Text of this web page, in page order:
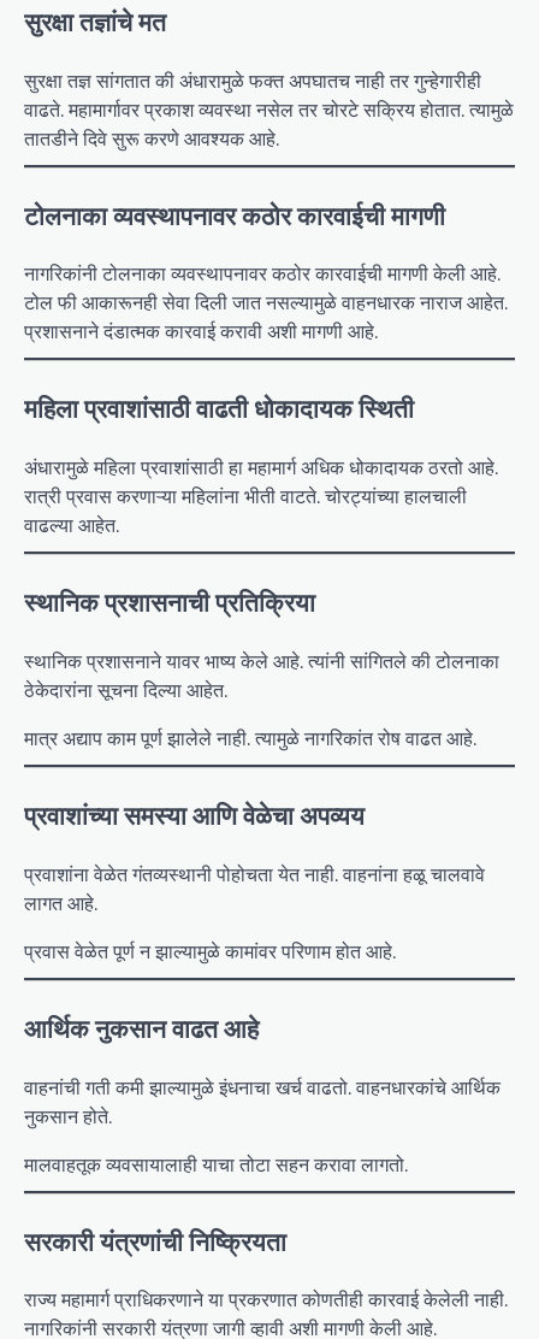
सुरक्षा तज्ञांचे मत
सुरक्षा तज्ञ सांगतात की अंधारामुळे फक्त अपघातच नाही तर गुन्हेगारीही
वाढते. महामार्गावर प्रकाश व्यवस्था नसेल तर चोरटे सक्रिय होतात. त्यामुळे
तातडीने दिवे सुरू करणे आवश्यक आहे.
टोलनाका व्यवस्थापनावर कठोर कारवाईची मागणी
नागरिकांनी टोलनाका व्यवस्थापनावर कठोर कारवाईची मागणी केली आहे.
टोल फी आकारूनही सेवा दिली जात नसल्यामुळे वाहनधारक नाराज आहेत.
प्रशासनाने दंडात्मक कारवाई करावी अशी मागणी आहे.
महिला प्रवाशांसाठी वाढती धोकादायक स्थिती
अंधारामुळे महिला प्रवाशांसाठी हा महामार्ग अधिक धोकादायक ठरतो आहे.
रात्री प्रवास करणाऱ्या महिलांना भीती वाटते. चोरट्यांच्या हालचाली
वाढल्या आहेत.
स्थानिक प्रशासनाची प्रतिक्रिया
स्थानिक प्रशासनाने यावर भाष्य केले आहे. त्यांनी सांगितले की टोलनाका
ठेकेदारांना सूचना दिल्या आहेत.
मात्र अद्याप काम पूर्ण झालेले नाही. त्यामुळे नागरिकांत रोष वाढत आहे.
प्रवाशांच्या समस्या आणि वेळेचा अपव्यय
प्रवाशांना वेळेत गंतव्यस्थानी पोहोचता येत नाही. वाहनांना हळू चालवावे
लागत आहे.
प्रवास वेळेत पूर्ण न झाल्यामुळे कामांवर परिणाम होत आहे.
आर्थिक नुकसान वाढत आहे
वाहनांची गती कमी झाल्यामुळे इंधनाचा खर्च वाढतो. वाहनधारकांचे आर्थिक
नुकसान होते.
मालवाहतूक व्यवसायालाही याचा तोटा सहन करावा लागतो.
सरकारी यंत्रणांची निष्क्रियता
राज्य महामार्ग प्राधिकरणाने या प्रकरणात कोणतीही कारवाई केलेली नाही.
नागरिकांनी सरकारी यंत्रणा जागी व्हावी अशी मागणी केली आहे.